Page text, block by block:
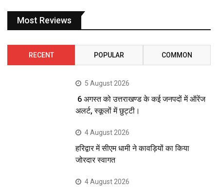
Most Reviews
RECENT POPULAR COMMON
5 August 2026
6 अगस्त को उत्तराखण्ड के कई जनपदों में ऑरेंज
अलर्ट, स्कूलों में छुट्टी।
4 August 2026
हरिद्वार में सीएम धामी ने कावड़ियों का किया
जोरदार स्वागत
4 August 2026